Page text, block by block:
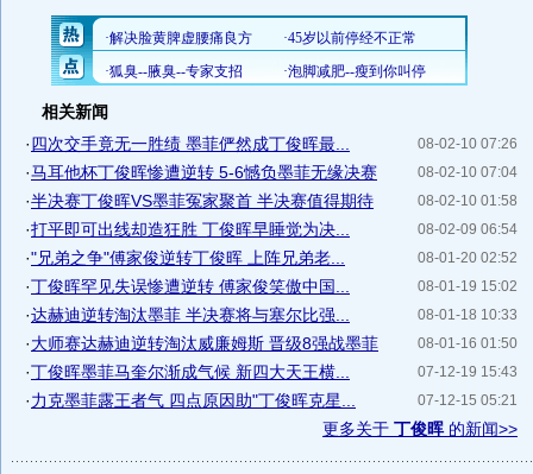
相关新闻
08-02-10 07:26
·四次交手竟无一胜绩 墨菲俨然成丁俊晖最...
08-02-10 07:04
·马耳他杯丁俊晖惨遭逆转 5-6憾负墨菲无缘决赛
08-02-10 01:58
·半决赛丁俊晖VS墨菲冤家聚首 半决赛值得期待
08-02-09 06:54
·打平即可出线却造狂胜 丁俊晖早睡觉为决...
08-01-20 02:52
·"兄弟之争"傅家俊逆转丁俊晖 上阵兄弟老...
08-01-19 15:02
·丁俊晖罕见失误惨遭逆转 傅家俊笑傲中国...
08-01-18 10:33
·达赫迪逆转淘汰墨菲 半决赛将与塞尔比强...
08-01-16 01:50
·大师赛达赫迪逆转淘汰威廉姆斯 晋级8强战墨菲
07-12-19 15:43
·丁俊晖墨菲马奎尔渐成气候 新四大天王横...
07-12-15 05:21
·力克墨菲露王者气 四点原因助"丁俊晖克星...
更多关于 丁俊晖的新闻>>